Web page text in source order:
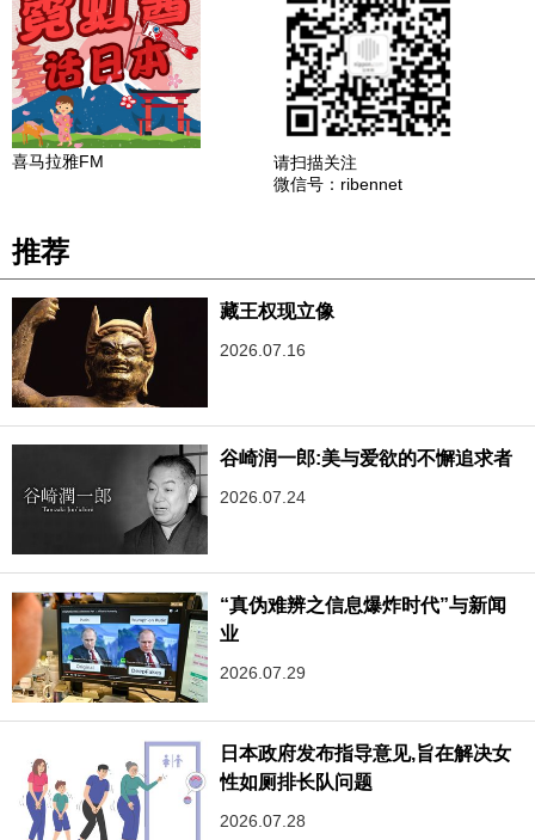
喜马拉雅FM
请扫描关注
微信号：ribennet
推荐
藏王权现立像
2026.07.16
谷崎润一郎:美与爱欲的不懈追求者
2026.07.24
“真伪难辨之信息爆炸时代”与新闻
业
2026.07.29
日本政府发布指导意见,旨在解决女
性如厕排长队问题
2026.07.28